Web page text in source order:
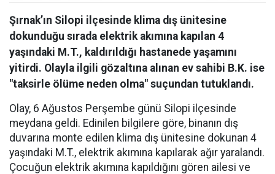
Şırnak’ın Silopi ilçesinde klima dış ünitesine
dokunduğu sırada elektrik akımına kapılan 4
yaşındaki M.T., kaldırıldığı hastanede yaşamını
yitirdi. Olayla ilgili gözaltına alınan ev sahibi B.K. ise
"taksirle ölüme neden olma" suçundan tutuklandı.
Olay, 6 Ağustos Perşembe günü Silopi ilçesinde
meydana geldi. Edinilen bilgilere göre, binanın dış
duvarına monte edilen klima dış ünitesine dokunan 4
yaşındaki M.T., elektrik akımına kapılarak ağır yaralandı.
Çocuğun elektrik akımına kapıldığını gören ailesi ve